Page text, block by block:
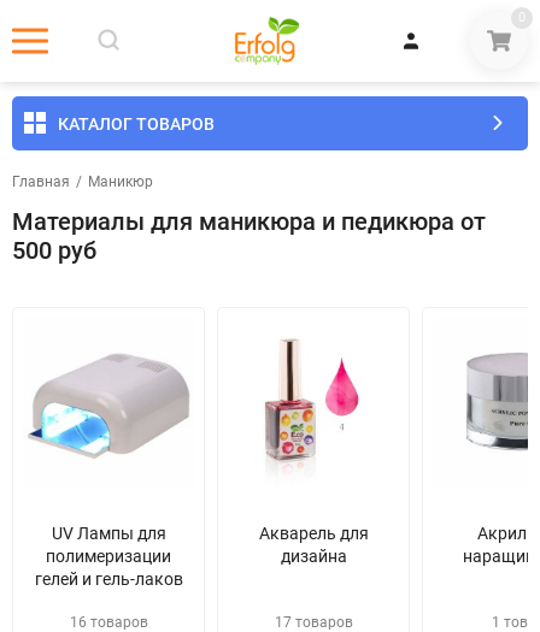
0
КАТАЛОГ ТОВАРОВ
Главная / Маникюр
Материалы для маникюра и педикюра от
500 руб
UV Лампы для
полимеризации
гелей и гель-лаков
16 товаров
Акварель для
дизайна
17 товаров
Акрил
1